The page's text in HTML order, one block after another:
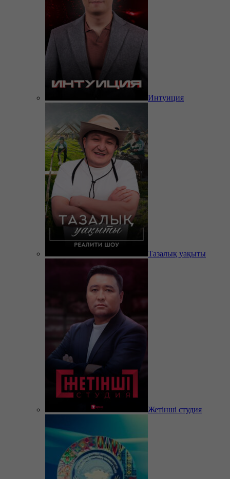
Интуиция
Тазалық уақыты
Жетінші студия